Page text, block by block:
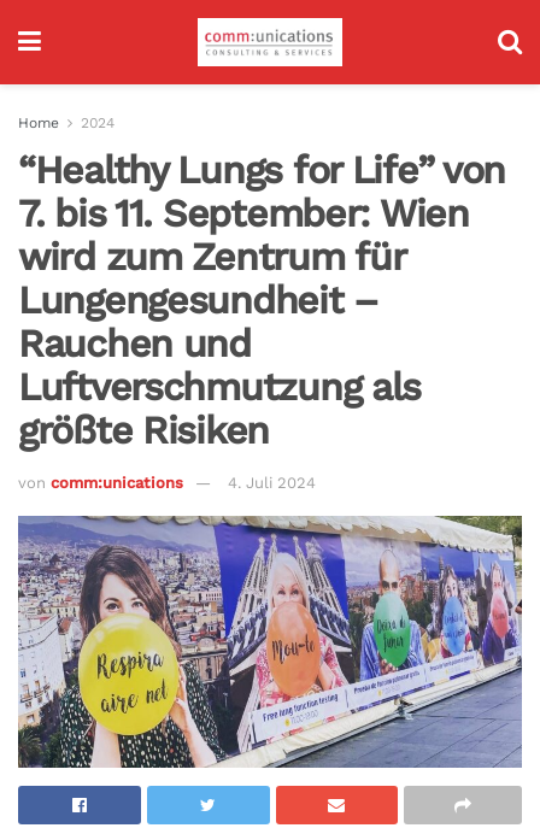
Home 2024
“Healthy Lungs for Life” von
7. bis 11. September: Wien
wird zum Zentrum für
Lungengesundheit –
Rauchen und
Luftverschmutzung als
größte Risiken
von comm:unications 4. Juli 2024